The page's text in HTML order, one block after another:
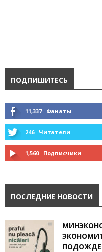
ПОДПИШИТЕСЬ
11,337 Фанаты
246 Читатели
1,560 Подписчики
ПОСЛЕДНИЕ НОВОСТИ